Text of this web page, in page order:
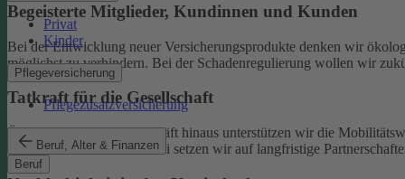
Privat
Kinder
Pflegeversicherung
Pflegezusatzversicherung
Beruf, Alter & Finanzen
Beruf
Begeisterte Mitglieder, Kundinnen und Kunden
Bei der Entwicklung neuer Versicherungsprodukte denken wir
möglichst zu verhindern. Bei der Schadenregulierung wollen wir
Tatkraft für die Gesellschaft
Über unser tägliches Geschäft hinaus unterstützen wir die
Klimaschutz widmen. Dabei setzen wir auf langfristige